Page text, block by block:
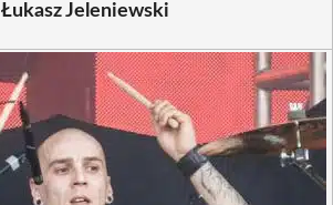
Łukasz Jeleniewski